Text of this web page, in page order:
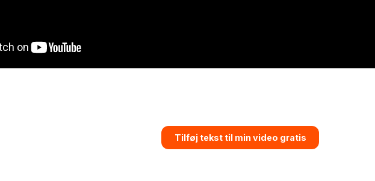
Tilføj tekst til min video gratis